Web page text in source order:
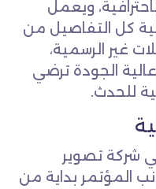
ويعمل
كل التفاصيل من
غير الرسمية،
الجودة ترضي
للحدث.
شركة تصوير
المؤتمر بداية من